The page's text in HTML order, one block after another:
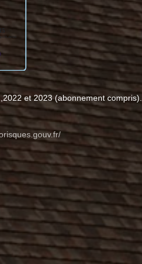
et 2023 (abonnement compris).